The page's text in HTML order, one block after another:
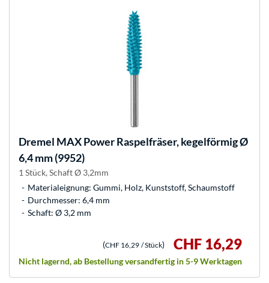
Dremel MAX Power Raspelfräser, kegelförmig Ø
6,4 mm (9952)
1 Stück, Schaft Ø 3,2mm
Materialeignung: Gummi, Holz, Kunststoff, Schaumstoff
Durchmesser: 6,4 mm
Schaft: Ø 3,2 mm
(CHF 16,29 / Stück) CHF 16,29
Nicht lagernd, ab Bestellung versandfertig in 5-9 Werktagen